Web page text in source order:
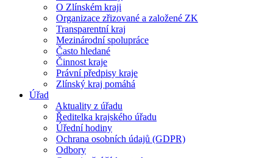
O Zlínském kraji
Organizace zřizované a založené ZK
Transparentní kraj
Mezinárodní spolupráce
Často hledané
Činnost kraje
Právní předpisy kraje
Zlínský kraj pomáhá
Úřad
Aktuality z úřadu
Ředitelka krajského úřadu
Úřední hodiny
Ochrana osobních údajů (GDPR)
Odbory